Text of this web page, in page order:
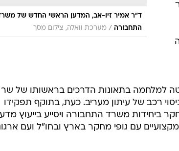
ד"ר אמיר זיו-אב, המדען הראשי החדש של
התחבורה / מערכת וואלה, צילום מסך
למלחמה בתאונות הדרכים בראשותו של שר
רכב של עיתון מעריב. כעת, בתוקף תפקידו
ביחידות משרד התחבורה ויסייע בייעוץ
עם גופי מחקר בארץ ובחו"ל ועם